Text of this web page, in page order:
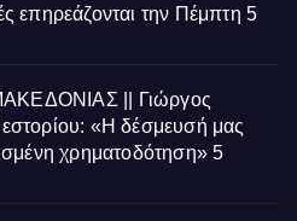
επηρεάζονται την Πέμπτη 5
|| Γιώργος
«Η δέσμευσή μας
χρηματοδότηση» 5